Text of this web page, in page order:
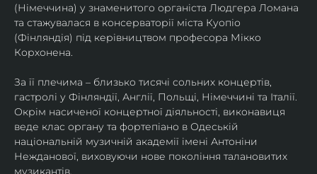
(Німеччина) у знаменитого органіста Людгера Ломана
та стажувалася в консерваторії міста Куопіо
(Фінляндія) під керівництвом професора Мікко
Корхонена.
За її плечима – близько тисячі сольних концертів,
гастролі у Фінляндії, Англії, Польщі, Німеччині та Італії.
Окрім насиченої концертної діяльності, виконавиця
веде клас органу та фортепіано в Одеській
національній музичній академії імені Антоніни
Нежданової, виховуючи нове покоління талановитих
музикантів.